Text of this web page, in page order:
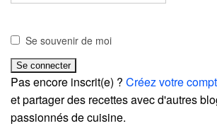
Se souvenir de moi
Pas encore inscrit(e) ? Créez votre
et partager des recettes avec d'autres
passionnés de cuisine.